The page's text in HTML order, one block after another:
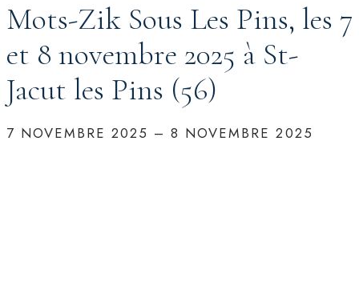
Mots-Zik Sous Les Pins, les 7
et 8 novembre 2025 à St-
Jacut les Pins (56)
7 NOVEMBRE 2025 –8 NOVEMBRE 2025